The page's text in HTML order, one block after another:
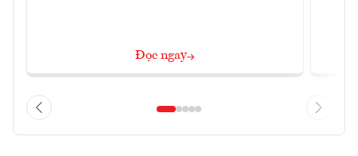
Đọc ngay